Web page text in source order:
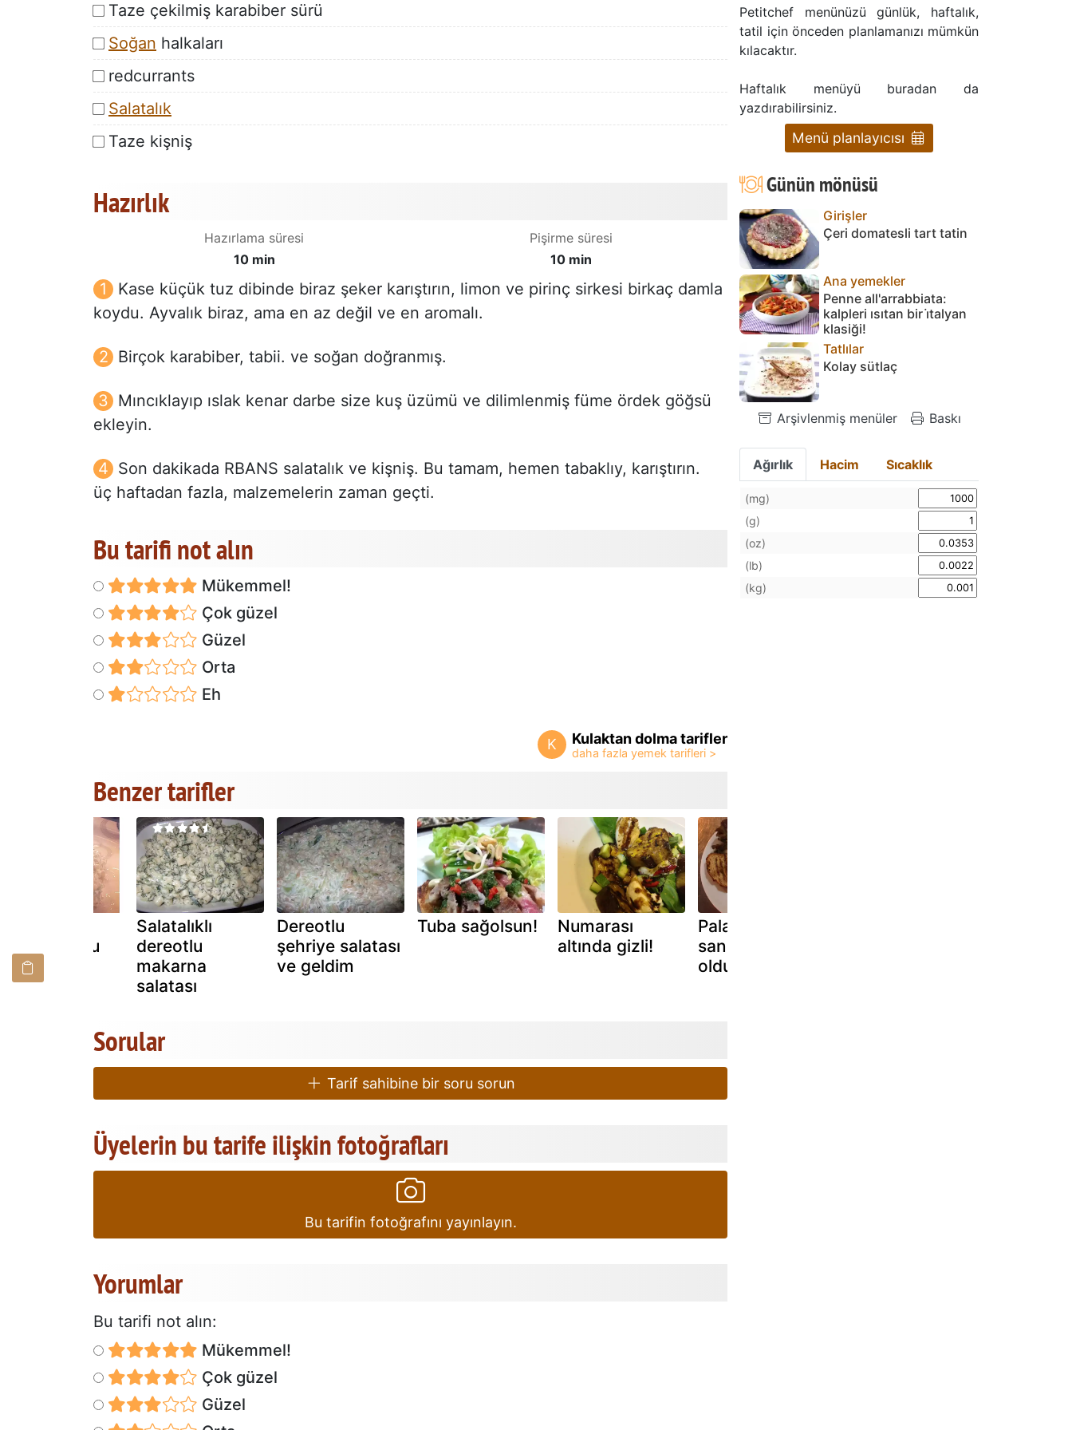
Taze çekilmiş karabiber sürü
Soğan halkaları
redcurrants
Salatalık
Taze kişniş
Hazırlık
Hazırlama süresi
10 min
Pişirme süresi
10 min
Kase küçük tuz dibinde biraz şeker karıştırın, limon ve pirinç sirkesi birkaç damla
koydu. Ayvalık biraz, ama en az değil ve en aromalı.
Birçok karabiber, tabii. ve soğan doğranmış.
Mıncıklayıp ıslak kenar darbe size kuş üzümü ve dilimlenmiş füme ördek göğsü
ekleyin.
Son dakikada RBANS salatalık ve kişniş. Bu tamam, hemen tabaklıy, karıştırın.
üç haftadan fazla, malzemelerin zaman geçti.
Bu tarifi not alın
Mükemmel!
Çok güzel
Güzel
Orta
Eh
K Kulaktan dolma tarifler
Benzer tarifler
kuru
Salatalıklı
dereotlu
makarna
salatası
Dereotlu
şehriye salatası
ve geldim
Tuba sağolsun!
Numarası
altında gizli!
Palamut
sandviç, salata
oldu!
Sorular
Tarif sahibine bir soru sorun
Üyelerin bu tarife ilişkin fotoğrafları
Bu tarifin fotoğrafını yayınlayın.
Yorumlar
Bu tarifi not alın:
Mükemmel!
Çok güzel
Güzel
Petitchef menünüzü günlük, haftalık,
tatil için önceden planlamanızı mümkün
kılacaktır.
Haftalık menüyü buradan da
yazdırabilirsiniz.
Menü planlayıcısı
Günün mönüsü
Girişler
Çeri domatesli tart tatin
Ana yemekler
Penne all'arrabbiata:
kalpleri ısıtan bir i̇talyan
klasiği!
Tatlılar
Kolay sütlaç
Arşivlenmiş menüler Baskı
Ağırlık Hacim Sıcaklık
(mg)
(g)
(oz)
(lb)
(kg)